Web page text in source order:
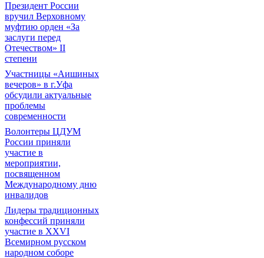
Президент России
вручил Верховному
муфтию орден «За
заслуги перед
Отечеством» II
степени
Участницы «Аишиных
вечеров» в г.Уфа
обсудили актуальные
проблемы
современности
Волонтеры ЦДУМ
России приняли
участие в
мероприятии,
посвященном
Международному дню
инвалидов
Лидеры традиционных
конфессий приняли
участие в XXVI
Всемирном русском
народном соборе